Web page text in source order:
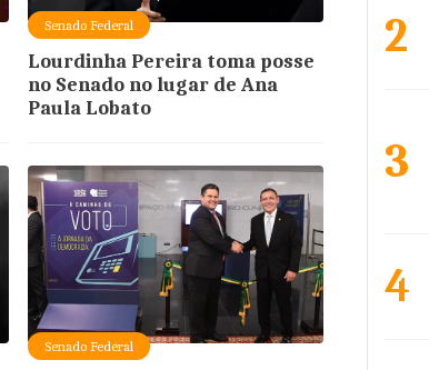
Senado Federal
Lourdinha Pereira toma posse
no Senado no lugar de Ana
Paula Lobato
Senado Federal
2
3
4